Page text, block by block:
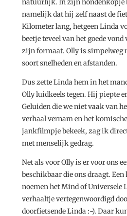
natuurlijk. In zijn hondenkopje
namelijk dat hij zelf naast de
Kilometer lang, hetgeen Linda
beetje teveel van het goede
zijn formaat. Olly is simpelweg
soort snelheden en afstanden.
Dus zette Linda hem in het
Olly luidkeels tegen. Hij piepte
Geluiden die we niet vaak van
verhaal vernam en het
jankfilmpje bekeek, zag ik
met menselijk gedrag.
Net als voor Olly is er voor ons
beschikbaar die ons draagt. Een
noemen het Mind of Universele
verhaaltje vertegenwoordigd
doorfietsende Linda :-). Daar